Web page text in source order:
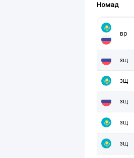
Номад
вр
зщ
зщ
зщ
зщ
зщ